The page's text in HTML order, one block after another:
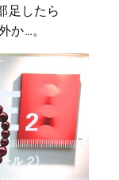
足したら
か…。